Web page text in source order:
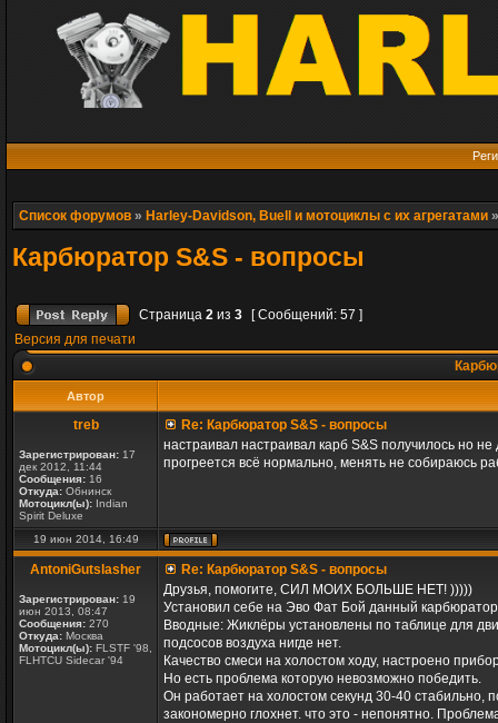
Список форумов » Harley-Davidson, Buell и мотоциклы с их агрегатами
Карбюратор S&S - вопросы
Страница 2 из 3
[ Сообщений: 57 ]
Версия для печати
Автор
treb
Зарегистрирован: 17
дек 2012, 11:44
Сообщения: 16
Откуда: Обнинск
Мотоцикл(ы): Indian
Spirit Deluxe
Re: Карбюратор S&S - вопросы
настраивал настраивал карб S&S получилось но
прогреется всё нормально, менять не собираюсь
19 июн 2014, 16:49
AntoniGutslasher
Зарегистрирован: 19
июн 2013, 08:47
Сообщения: 270
Откуда: Москва
Мотоцикл(ы): FLSTF '98,
FLHTCU Sidecar '94
Re: Карбюратор S&S - вопросы
Друзья, помогите, СИЛ МОИХ БОЛЬШЕ НЕТ! )))))
Установил себе на Эво Фат Бой данный
Вводные: Жиклёры установлены по таблице для
подсосов воздуха нигде нет.
Качество смеси на холостом ходу, настроено
Но есть проблема которую невозможно победить.
Он работает на холостом секунд 30-40 стабильно,
закономерно глохнет. что это - непонятно.